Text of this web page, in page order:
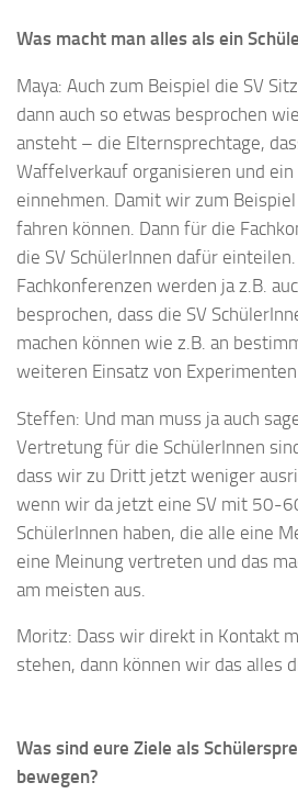
Was macht man alles als ein
Maya: Auch zum Beispiel die SV
dann auch so etwas besprochen
ansteht – die Elternsprechtage,
Waffelverkauf organisieren und
einnehmen. Damit wir zum
fahren können. Dann für die
die SV SchülerInnen dafür
Fachkonferenzen werden ja z.B.
besprochen, dass die SV
machen können wie z.B. an
weiteren Einsatz von Experimenten
Steffen: Und man muss ja auch
Vertretung für die SchülerInnen
dass wir zu Dritt jetzt weniger
wenn wir da jetzt eine SV mit 50-
SchülerInnen haben, die alle eine
eine Meinung vertreten und das
am meisten aus.
Moritz: Dass wir direkt in Kontakt
stehen, dann können wir das alles
Was sind eure Ziele als
bewegen?